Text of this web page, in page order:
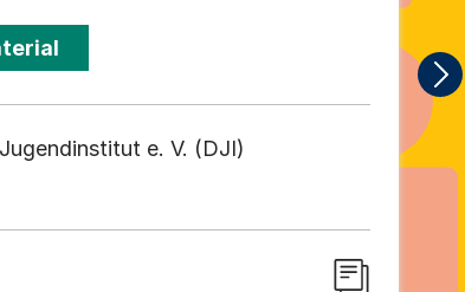
e. V. (DJI)